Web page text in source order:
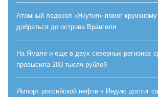
Атомный ледокол «Якутия» помог
добраться до острова Врангеля
На Ямале и еще в двух северных регионах
превысила 200 тысяч рублей
Импорт российской нефти в Индию достиг